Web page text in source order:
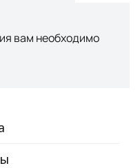
вам необходимо